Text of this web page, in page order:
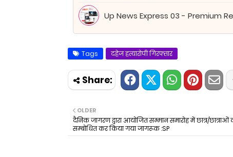
Up News Express 03 - Premium
Tags दहेज हत्यारोपी गिरफ्तार
OLDER
दैनिक जागरण द्वारा आयोजित सम्मान समारोह में छात्र/छात्राओं
सम्बोधित कर किया गया जागरूक :SP